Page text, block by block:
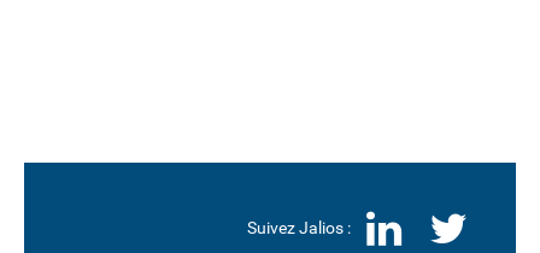
Suivez Jalios :